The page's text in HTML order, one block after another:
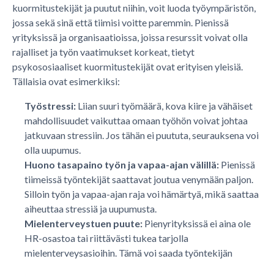
kuormitustekijät ja puutut niihin, voit luoda työympäristön,
jossa sekä sinä että tiimisi voitte paremmin. Pienissä
yrityksissä ja organisaatioissa, joissa resurssit voivat olla
rajalliset ja työn vaatimukset korkeat, tietyt
psykososiaaliset kuormitustekijät ovat erityisen yleisiä.
Tällaisia ovat esimerkiksi:
Työstressi: Liian suuri työmäärä, kova kiire ja vähäiset
mahdollisuudet vaikuttaa omaan työhön voivat johtaa
jatkuvaan stressiin. Jos tähän ei puututa, seurauksena voi
olla uupumus.
Huono tasapaino työn ja vapaa-ajan välillä: Pienissä
tiimeissä työntekijät saattavat joutua venymään paljon.
Silloin työn ja vapaa-ajan raja voi hämärtyä, mikä saattaa
aiheuttaa stressiä ja uupumusta.
Mielenterveystuen puute: Pienyrityksissä ei aina ole
HR-osastoa tai riittävästi tukea tarjolla
mielenterveysasioihin. Tämä voi saada työntekijän